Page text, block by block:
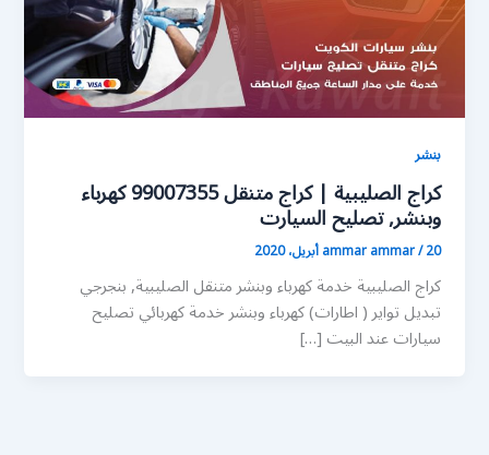
بنشر
كراج الصليبية | كراج متنقل 99007355 كهرباء
وبنشر, تصليح السيارت
ammar ammar/20 أبريل، 2020
كراج الصليبية خدمة كهرباء وبنشر متنقل الصليبية, بنجرجي
تبديل تواير ( اطارات) كهرباء وبنشر خدمة كهربائي تصليح
سيارات عند البيت […]